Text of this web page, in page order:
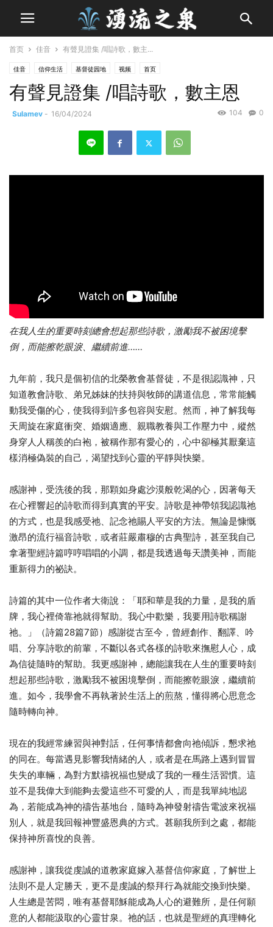
首页 佳音 有聲見證集 /唱詩歌，數主...
佳音 信仰生活 基督徒园地 视频 首页
有聲見證集 /唱詩歌，數主恩
Sulamev - 16/04/2024 0
104
在我人生的重要時刻總會想起那些詩歌，激勵我不被困境擊
倒，而能擦乾眼淚、繼續前進……
九年前，我只是個初信的北榮教會基督徒，不是很認識神，只
知道教會詩歌、弟兄姊妹的扶持與牧師的講道信息，常常能觸
動我受傷的心，使我得到許多包容與安慰。然而，神了解我每
天周旋在家庭衝突、婚姻適應、親職教養與工作壓力中，縱然
身穿人人稱羨的白袍，被稱作那有愛心的，心中卻極其厭棄這
樣消極偽裝的自己，渴望找到心靈的平靜與快樂。
感謝神，受洗後的我，那顆如身處沙漠般乾渴的心，因著每天
在心裡響起的詩歌而得到真實的平安。詩歌是神帶領我認識祂
的方式，也是我感受祂、記念祂賜人平安的方法。無論是慷慨
激昂的流行福音詩歌，或者莊嚴肅穆的古典聖詩，甚至我自己
拿著聖經詩篇哼哼唱唱的小調，都是我透過每天讚美神，而能
重新得力的祕訣。
詩篇的其中一位作者大衛說：「耶和華是我的力量，是我的盾
牌，我心裡倚靠祂就得幫助。我心中歡樂，我要用詩歌稱謝
祂。」（詩篇28篇7節）感謝從古至今，曾經創作、翻譯、吟
唱、分享詩歌的前輩，不斷以各式各樣的詩歌來撫慰人心，成
為信徒隨時的幫助。我更感謝神，總能讓我在人生的重要時刻
想起那些詩歌，激勵我不被困境擊倒，而能擦乾眼淚，繼續前
進。如今，我學會不再執著於生活上的煎熬，懂得將心思意念
隨時轉向神。
現在的我經常練習與神對話，任何事情都會向祂傾訴，懇求祂
的同在。每當遇見影響我情緒的人，或者是在馬路上遇到冒冒
失失的車輛，為對方默禱祝福也變成了我的一種生活習慣。這
並不是我偉大到能夠去愛這些不可愛的人，而是我單純地認
為，若能成為神的禱告基地台，隨時為神發射禱告電波來祝福
別人，就是我回報神豐盛恩典的方式。甚願我所到之處，都能
保持神所喜悅的良善。
感謝神，讓我從虔誠的道教家庭嫁入基督信仰家庭，了解世上
法則不是人定勝天，更不是虔誠的祭拜行為就能交換到快樂。
人生總是苦悶，唯有基督耶穌能成為人心的避難所，是任何願
意的人都能汲取的心靈甘泉。祂的話，也就是聖經的真理轉化